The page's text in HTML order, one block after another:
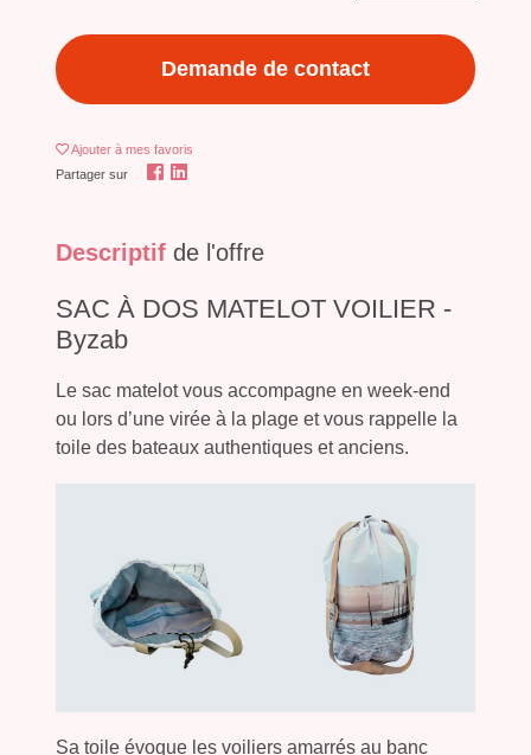
Demande de contact
Ajouter à mes favoris
Partager sur
Descriptif de l'offre
SAC À DOS MATELOT VOILIER -
Byzab
Le sac matelot vous accompagne en week-end
ou lors d’une virée à la plage et vous rappelle la
toile des bateaux authentiques et anciens.
Sa toile évoque les voiliers amarrés au banc